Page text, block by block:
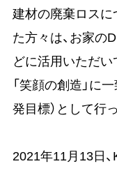
建材の廃棄ロス
た方々は、お家の
どに活用いただい
「笑顔の創造」に
発目標）として行
2021年11月13日